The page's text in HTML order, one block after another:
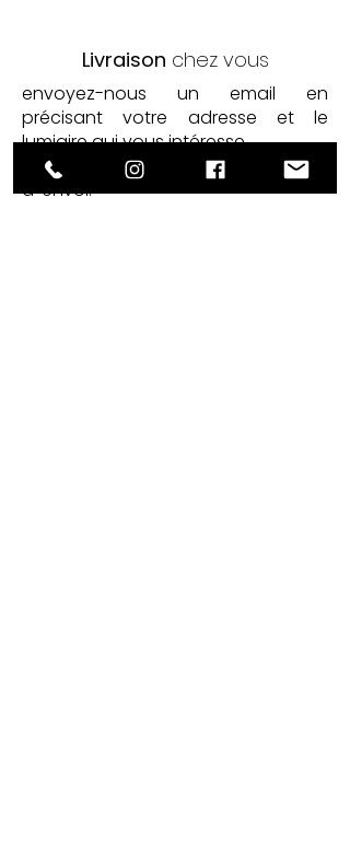
Livraison chez vous
envoyez-nous un email en
précisant votre adresse et le
lumiaire qui vous intéresse.
Nous vous enverrons les modalités
d' envoi.